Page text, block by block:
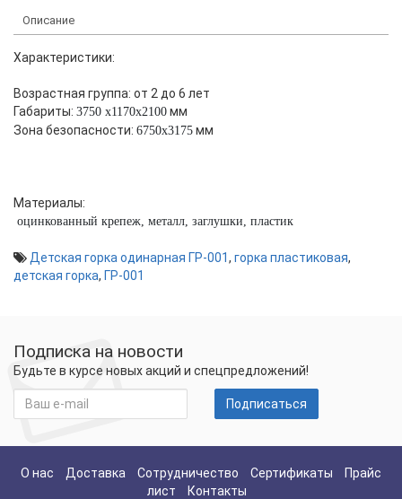
Описание
Характеристики:
Возрастная группа: от 2 до 6 лет
Габариты: 3750 x1170x2100 мм
Зона безопасности: 6750x3175 мм
Материалы:
оцинкованный крепеж, металл, заглушки, пластик
Детская горка одинарная ГР-001, горка пластиковая,
детская горка, ГР-001
Подписка на новости
Будьте в курсе новых акций и спецпредложений!
Подписаться
О нас Доставка Сотрудничество Сертификаты
Прайс
лист
Контакты